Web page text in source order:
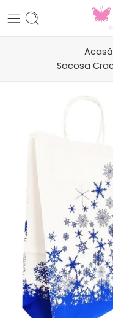
Acasă
Sacosa